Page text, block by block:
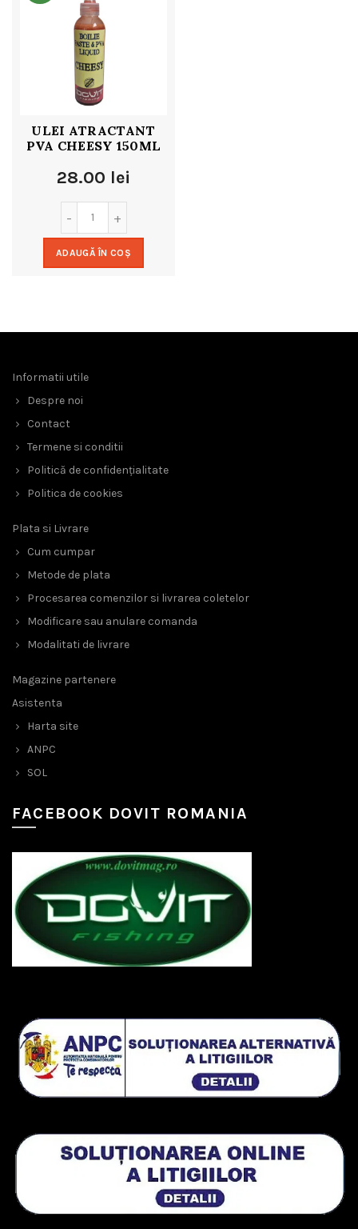
ULEI ATRACTANT
PVA CHEESY 150ML
28.00 lei
ADAUGĂ ÎN COȘ
Informatii utile
Despre noi
Contact
Termene si conditii
Politică de confidențialitate
Politica de cookies
Plata si Livrare
Cum cumpar
Metode de plata
Procesarea comenzilor si livrarea coletelor
Modificare sau anulare comanda
Modalitati de livrare
Magazine partenere
Asistenta
Harta site
ANPC
SOL
FACEBOOK DOVIT ROMANIA